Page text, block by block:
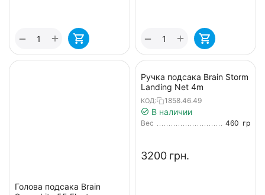
+
− +
−
Голова подсака Brain
Ручка подсака Brain Storm
Landing Net 4m
КОД: 1858.46.49
В наличии
Вес 460 гр
‍3200‍ грн.